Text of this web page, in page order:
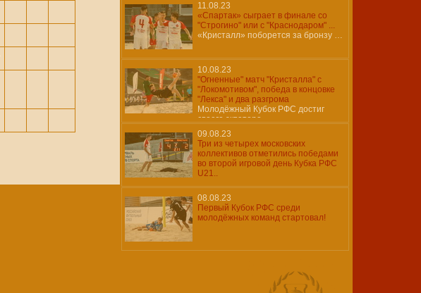
11.08.23
«Спартак» сыграет в финале со
"Строгино" или с "Краснодаром" ...
«Кристалл» поборется за бронзу …
10.08.23
"Огненные" матч "Кристалла" с
"Локомотивом", победа в концовке
"Лекса" и два разгрома
Молодёжный Кубок РФС достиг
своего экватора ...
09.08.23
Три из четырех московских
коллективов отметились победами
во второй игровой день Кубка РФС
U21..
08.08.23
Первый Кубок РФС среди
молодёжных команд стартовал!